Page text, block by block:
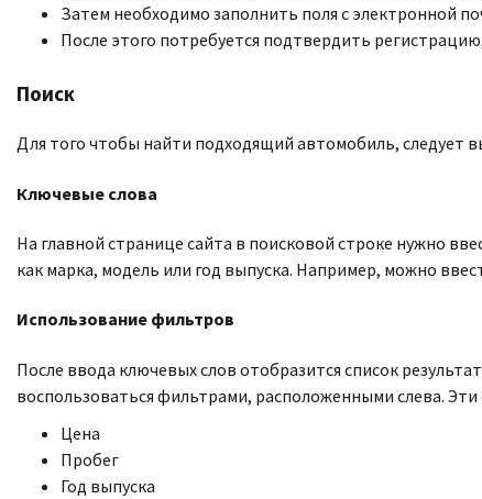
Затем необходимо заполнить поля с электронной
После этого потребуется подтвердить
Поиск
Для того чтобы найти подходящий автомобиль, следует
Ключевые слова
На главной странице сайта в поисковой строке нужно
как марка, модель или год выпуска. Например, можно
Использование фильтров
После ввода ключевых слов отобразится список
воспользоваться фильтрами, расположенными слева.
Цена
Пробег
Год выпуска